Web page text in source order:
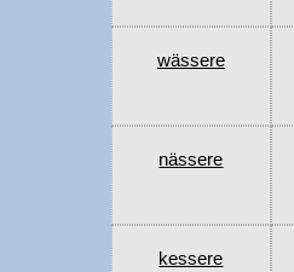
wässere
nässere
kessere